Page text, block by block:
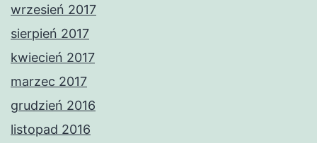
wrzesień 2017
sierpień 2017
kwiecień 2017
marzec 2017
grudzień 2016
listopad 2016